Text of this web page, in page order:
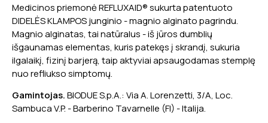
Medicinos priemonė REFLUXAID® sukurta patentuoto
DIDELĖS KLAMPOS junginio - magnio alginato pagrindu.
Magnio alginatas, tai natūralus - iš jūros dumblių
išgaunamas elementas, kuris patekęs į skrandį, sukuria
ilgalaikį, fizinį barjerą, taip aktyviai apsaugodamas stemplę
nuo refliukso simptomų.
Gamintojas.BIODUE S.p.A.: Via A. Lorenzetti, 3/A, Loc.
Sambuca V.P. - Barberino Tavarnelle (FI) - Italija.